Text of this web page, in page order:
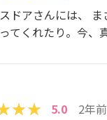
ドアさんには、
てくれたり。今、
5.0
2年前